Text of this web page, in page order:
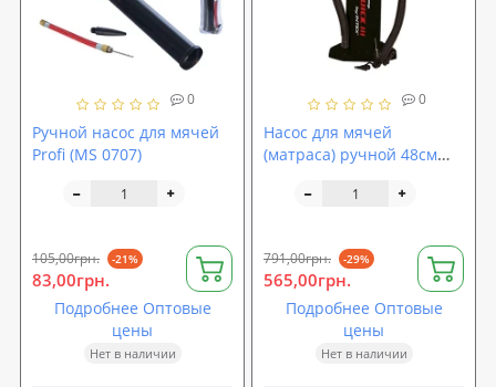
0
Ручной насос для мячей
Profi (MS 0707)
105,00грн. -21%
83,00грн.
Подробнее Оптовые
цены
Нет в наличии
0
Насос для мячей
(матраса) ручной 48см
791,00грн. -29%
565,00грн.
Подробнее Оптовые
цены
Нет в наличии